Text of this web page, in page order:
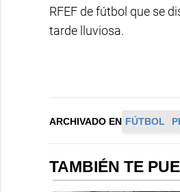
RFEF de fútbol que se
tarde lluviosa.
ARCHIVADO EN FÚTBOL
TAMBIÉN TE